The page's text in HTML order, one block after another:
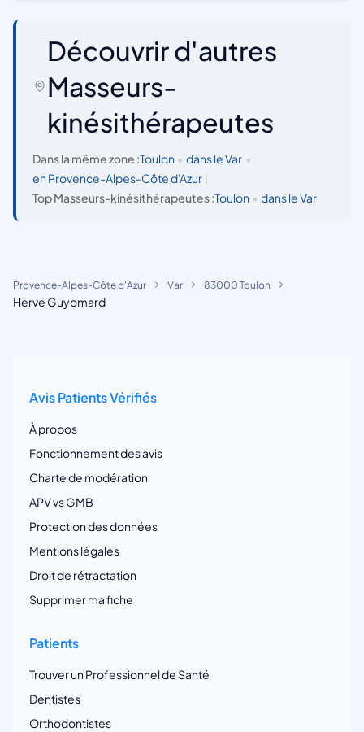
Découvrir d'autres
Masseurs-
kinésithérapeutes
Dans la même zone :Toulon • dans le Var •
en Provence-Alpes-Côte d'Azur
Top Masseurs-kinésithérapeutes :Toulon • dans le Var
Provence-Alpes-Côte d'Azur Var 83000 Toulon
Herve Guyomard
Avis Patients Vérifiés
À propos
Fonctionnement des avis
Charte de modération
APV vs GMB
Protection des données
Mentions légales
Droit de rétractation
Supprimer ma fiche
Patients
Trouver un Professionnel de Santé
Dentistes
Orthodontistes